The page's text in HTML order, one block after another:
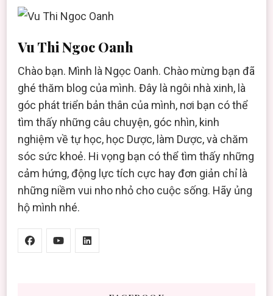
Vu Thi Ngoc Oanh
Chào bạn. Mình là Ngọc Oanh. Chào mừng bạn đã
ghé thăm blog của mình. Đây là ngôi nhà xinh, là
góc phát triển bản thân của mình, nơi bạn có thể
tìm thấy những câu chuyện, góc nhìn, kinh
nghiệm về tự học, học Dược, làm Dược, và chăm
sóc sức khoẻ. Hi vọng bạn có thể tìm thấy những
cảm hứng, động lực tích cực hay đơn giản chỉ là
những niềm vui nho nhỏ cho cuộc sống. Hãy ủng
hộ mình nhé.